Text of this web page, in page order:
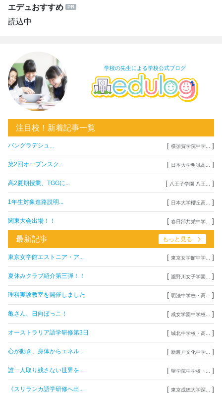
エデュおすすめ
読込中
学校の先生による学校公式ブログ
注目校！新着記事一覧
バングラデシュ... [ 横須賀学院中学... ]
第2回オープンスク... [ 日本大学明誠高... ]
高2夏期授業、TGGに... [ 八王子学園 八王... ]
1年生対象進路説明... [ 日本大学櫻丘高... ]
関東大会出場！！ [ 春日部共栄中学... ]
最新記事 もっと見る
東京女学館エストニア・ア... [ 東京女学館中学... ]
夏休みクラブ紹介第三弾！！ [ 瀧野川女子学園... ]
理科実験教室を開催しました [ 明法中学校・高... ]
亀さん、日向ぼっこ！ [ 成女学園中学校... ]
オーストラリア語学研修第3日 [ 城北中学校・高... ]
心が動き、身体からエネル... [ 新渡戸文化中学... ]
誰一人取り残さない世界を... [ 聖学院中学校・... ]
《スリランカ語学研修へ出... [ 東京成徳大学深... ]